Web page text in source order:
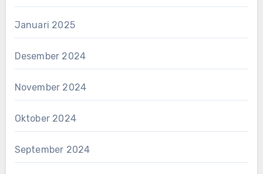
Januari 2025
Desember 2024
November 2024
Oktober 2024
September 2024